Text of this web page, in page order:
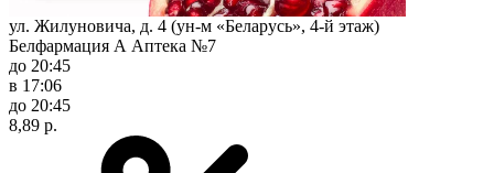
ул. Жилуновича, д. 4 (ун-м «Беларусь», 4-й этаж)
Белфармация А Аптека №7
до 20:45
в 17:06
до 20:45
8,89 р.